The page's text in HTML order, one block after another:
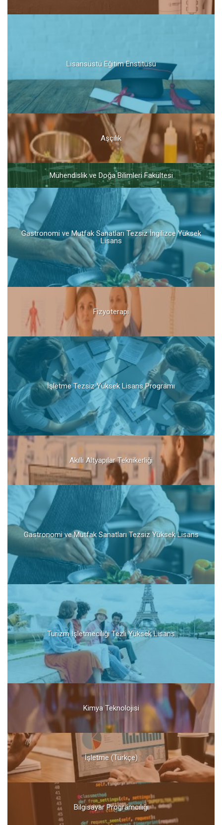
Lisansüstü Eğitim Enstitüsü
Aşçılık
Mühendislik ve Doğa Bilimleri Fakültesi
Gastronomi ve Mutfak Sanatları Tezsiz İngilizce Yüksek
Lisans
Fizyoterapi
İşletme Tezsiz Yüksek Lisans Programı
Akıllı Altyapılar Teknikerliği
Gastronomi ve Mutfak Sanatları Tezsiz Yüksek Lisans
Turizm İşletmeciliği Tezli Yüksek Lisans
Kimya Teknolojisi
İşletme (Türkçe)
Bilgisayar Programcılığı